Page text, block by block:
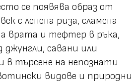
се появява образ от
с ленена риза, сламена
врата и тефтер в ръка,
джунгли, савани или
в търсене на непознати
видове и природни